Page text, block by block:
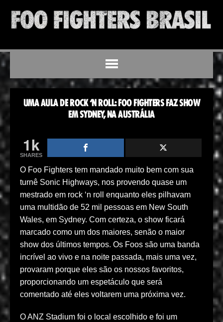
UMA AULA DE ROCK ‘N ROLL: FOO FIGHTERS FAZ SHOW
EM SYDNEY, NA AUSTRÁLIA
1k
SHARES
O Foo Fighters tem mandado muito bem com sua
turnê Sonic Highways, nos provendo quase um
mestrado em rock ‘n roll enquanto eles pilhavam
uma multidão de 52 mil pessoas em New South
Wales, em Sydney. Com certeza, o show ficará
marcado como um dos maiores, senão o maior
show dos últimos tempos. Os Foos são uma banda
incrível ao vivo e na noite passada, mais uma vez,
provaram porque eles são os nossos favoritos,
proporcionando um espetáculo que será
comentado até eles voltarem uma próxima vez.
O ANZ Stadium foi o local escolhido e foi um